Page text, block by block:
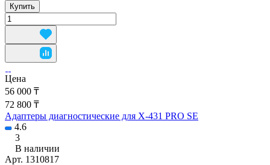
Купить
Цена
56 000 ₸
72 800 ₸
Адаптеры диагностические для X-431 PRO SE
4.6
3
В наличии
Арт. 1310817